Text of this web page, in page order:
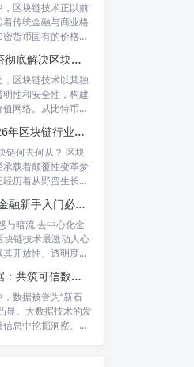
区块链技术正以前
传统金融与商业格
货币固有的价格剧
跨链技术：能否彻底解决区块链间的互通困境？深度解析与未来展望
区块链技术以其独
性和安全性，构建
网络。从比特币的
驾驭未来：2026年区块链行业政策环境、机遇与风险前瞻
链何去何从？ 区块
载着颠覆性变革梦
历着从野蛮生长到
DeFi 去中心化金融新手入门必避的七大“深坑”
与暗流 去中心化金
块链技术最激动人心
开放性、透明度...
区块链与大数据：共筑可信数据共享流通的未来
数据被誉为“新石
显。大数据技术的发
息中挖掘洞察、驱